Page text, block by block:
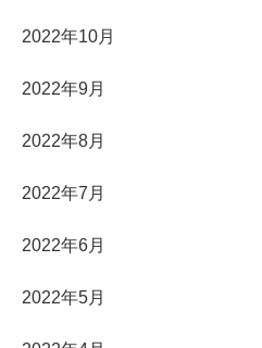
2022年10月
2022年9月
2022年8月
2022年7月
2022年6月
2022年5月